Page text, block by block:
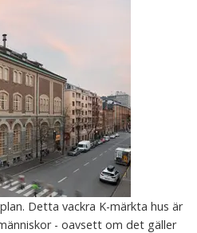
Detta vackra K-märkta hus är
- oavsett om det gäller